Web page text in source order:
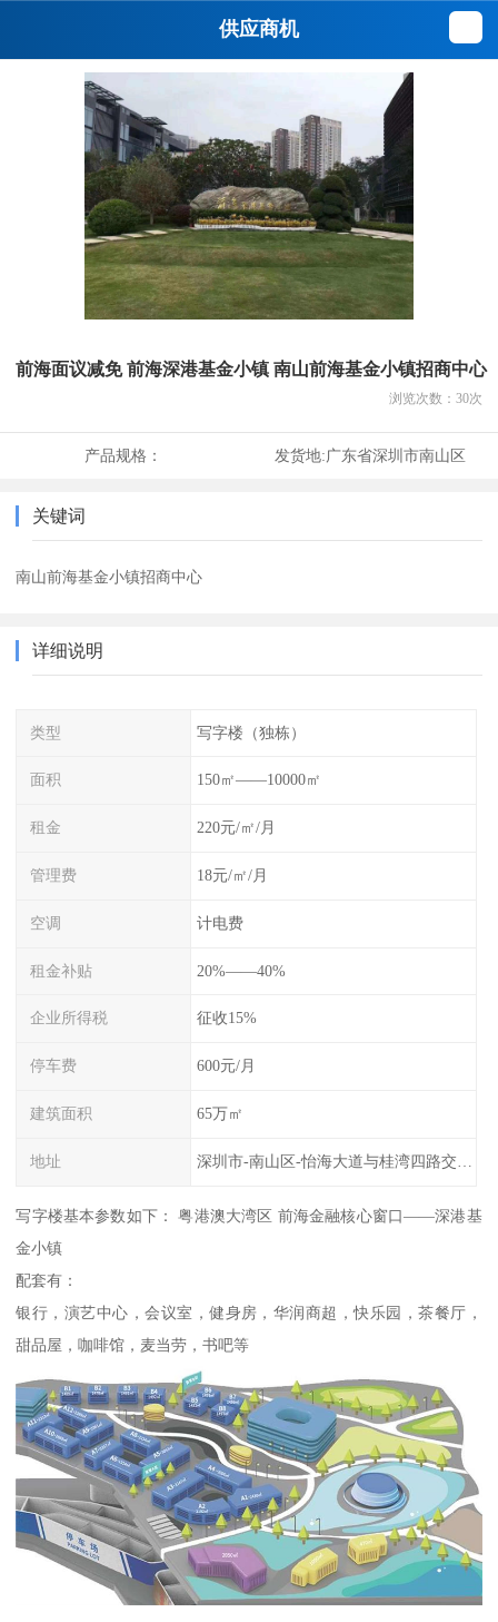
供应商机
前海面议减免 前海深港基金小镇 南山前海基金小镇招商中心
浏览次数： 30次
产品规格： 发货地:广东省深圳市南山区
关键词
南山前海基金小镇招商中心
详细说明
类型 写字楼（独栋）
面积 150㎡——10000㎡
租金 220元/㎡/月
管理费 18元/㎡/月
空调 计电费
租金补贴 20%——40%
企业所得税 征收15%
停车费 600元/月
建筑面积 65万㎡
地址
写字楼基本参数如下： 粤港澳大湾区 前海金融核心窗口——深港基
金小镇
配套有：
银行，演艺中心，会议室，健身房，华润商超，快乐园，茶餐厅，
甜品屋，咖啡馆，麦当劳，书吧等